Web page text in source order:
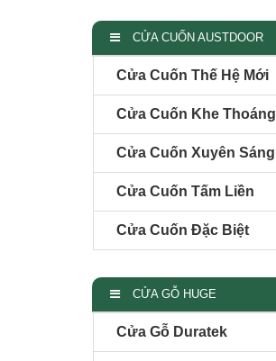
CỬA CUỐN AUSTDOOR
Cửa Cuốn Thế Hệ Mới
Cửa Cuốn Khe Thoáng
Cửa Cuốn Xuyên Sáng
Cửa Cuốn Tấm Liền
Cửa Cuốn Đặc Biệt
CỬA GỖ HUGE
Cửa Gỗ Duratek